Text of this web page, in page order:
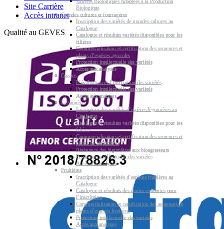
Site Carrière
Accès intranet
Qualité au GEVES
Biologique
Grandes cultures et fourragères
Inscription des variétés de grandes cultures au
Catalogue
Catalogue et résultats variétés disponibles pour les
filières
Commercialisation et certification des semences et
plants d’espèces agricoles
Protection intellectuelle des variétés
Accès aux analyses
Gazons
L’évaluation et l’inscription des variétés
Protection intellectuelle des variétés
Accès aux analyses
Légumières
Inscription des variétés d’espèces légumières au
Catalogue
Catalogue et résultats variétés disponibles pour les
filières
Commercialisation et certification des semences et
plants de légumières
Résistance des légumières aux bioagresseurs
Protection intellectuelle des variétés
Accès aux analyses
Fruitières
Inscription des variétés d’espèces fruitières au
Catalogue
Catalogue et résultats des études conduites pour
l’inscription
Commercialisation et certification des semences &
plants d’espèces fruitières
Protection intellectuelle des variétés
Accès aux analyses